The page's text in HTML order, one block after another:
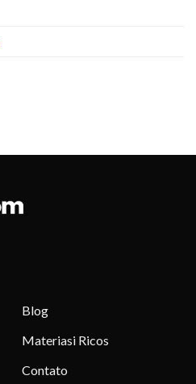
Blog
Materiasi Ricos
Contato